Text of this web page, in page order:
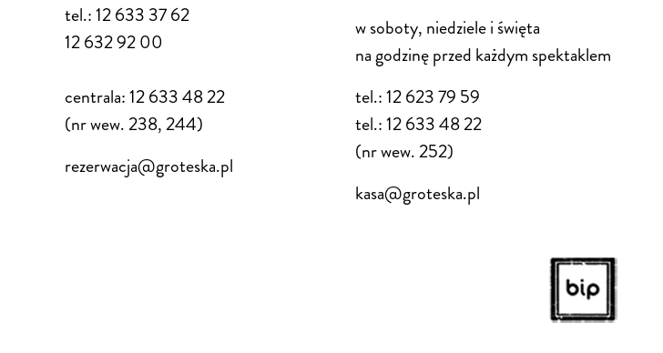
tel.: 12 633 37 62
12 632 92 00
centrala: 12 633 48 22
(nr wew. 238, 244)
rezerwacja@groteska.pl
w soboty, niedziele i święta
na godzinę przed każdym spektaklem
tel.: 12 623 79 59
tel.: 12 633 48 22
(nr wew. 252)
kasa@groteska.pl